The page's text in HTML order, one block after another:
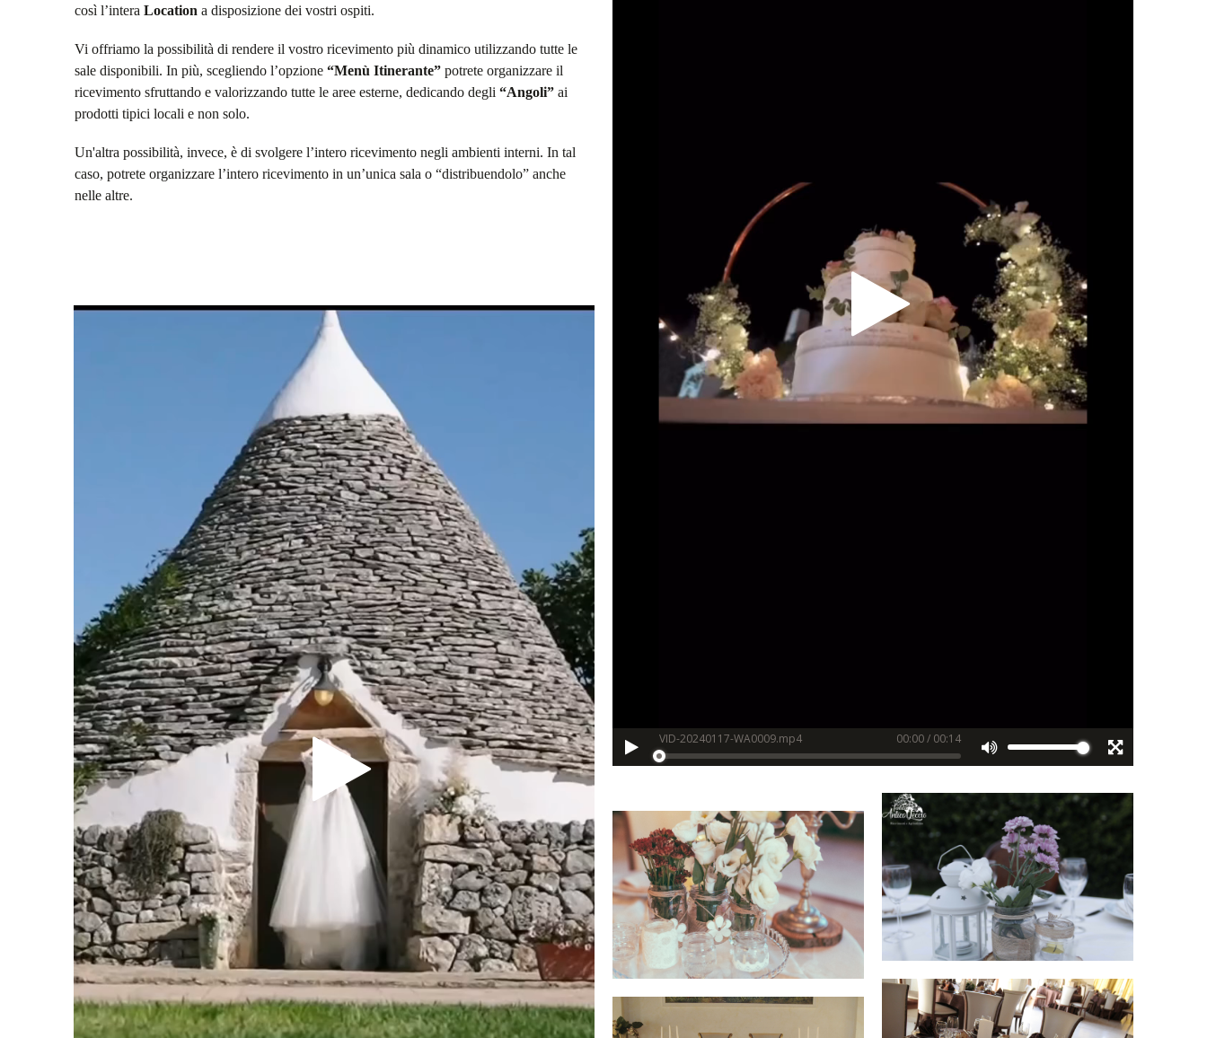
così l’intera Location a disposizione dei vostri ospiti.
Vi offriamo la possibilità di rendere il vostro ricevimento più dinamico utilizzando tutte le
sale disponibili. In più, scegliendo l’opzione “Menù Itinerante” potrete organizzare il
ricevimento sfruttando e valorizzando tutte le aree esterne, dedicando degli “Angoli” ai
prodotti tipici locali e non solo.
Un'altra possibilità, invece, è di svolgere l’intero ricevimento negli ambienti interni. In tal
caso, potrete organizzare l’intero ricevimento in un’unica sala o “distribuendolo” anche
nelle altre.
Video
VID-20240117-WA0009.mp4 00:00/ 00:14